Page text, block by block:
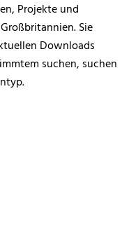
Projekte und
Sie
Downloads
suchen, suchen